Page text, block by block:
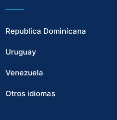
Republica Dominicana
Uruguay
Venezuela
Otros idiomas